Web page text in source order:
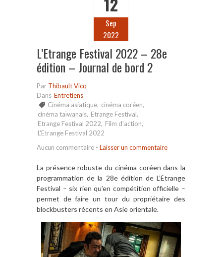
Sep
2022
L’Etrange Festival 2022 – 28e
édition – Journal de bord 2
Par Thibault Vicq
Dans Entretiens
Cinéma asiatique, cinéma coréen,
cinéma taïwanais, Etrange Festival,
Etrange Festival 2022, Film d'action,
L'Etrange Festival 2022
Aucun commentaire - Laisser un commentaire
La présence robuste du cinéma coréen dans la
programmation de la 28e édition de L’Étrange
Festival – six rien qu’en compétition officielle –
permet de faire un tour du propriétaire des
blockbusters récents en Asie orientale.